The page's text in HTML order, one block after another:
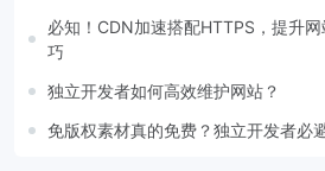
必知！CDN加速搭配HTTPS，提升
巧
独立开发者如何高效维护网站？
免版权素材真的免费？独立开发者必